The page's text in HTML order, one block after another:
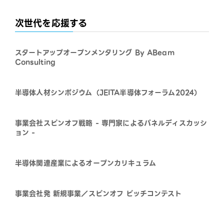
次世代を応援する
スタートアップオープンメンタリング By ABeam
Consulting
半導体人材シンポジウム（JEITA半導体フォーラム2024）
事業会社スピンオフ戦略 - 専門家によるパネルディスカッシ
ョン -
半導体関連産業によるオープンカリキュラム
事業会社発 新規事業／スピンオフ ピッチコンテスト